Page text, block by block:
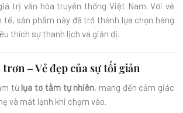
trị văn hóa truyền thống Việt Nam. Với vẻ
sản phẩm này đã trở thành lựa chọn hàng
thích sự thanh lịch và giản dị.
trơn – Vẻ đẹp của sự tối giản
từlụa tơ tằm tự nhiên, mang đến cảm giác
và mát lạnh khi chạm vào.